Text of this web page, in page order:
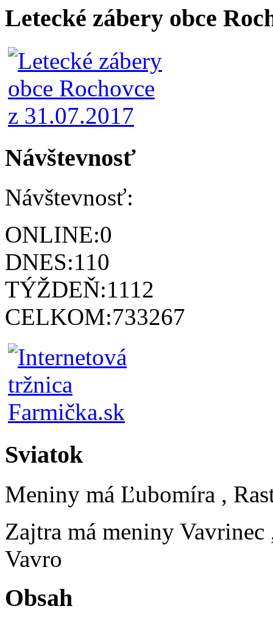
Letecké zábery obce
Návštevnosť
Návštevnosť:
ONLINE:0
DNES:110
TÝŽDEŇ:1112
CELKOM:733267
Sviatok
Meniny má Ľubomíra ,
Zajtra má meniny Vavrinec
Vavro
Obsah